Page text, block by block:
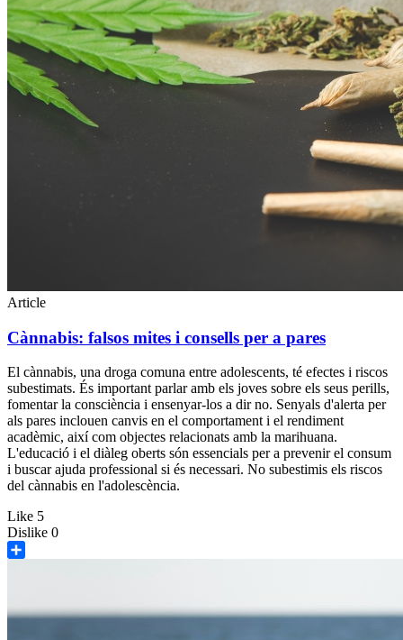
Article
Cànnabis: falsos mites i consells per a pares
El cànnabis, una droga comuna entre adolescents, té efectes i riscos
subestimats. És important parlar amb els joves sobre els seus perills,
fomentar la consciència i ensenyar-los a dir no. Senyals d'alerta per
als pares inclouen canvis en el comportament i el rendiment
acadèmic, així com objectes relacionats amb la marihuana.
L'educació i el diàleg oberts són essencials per a prevenir el consum
i buscar ajuda professional si és necessari. No subestimis els riscos
del cànnabis en l'adolescència.
Like 5
Dislike 0